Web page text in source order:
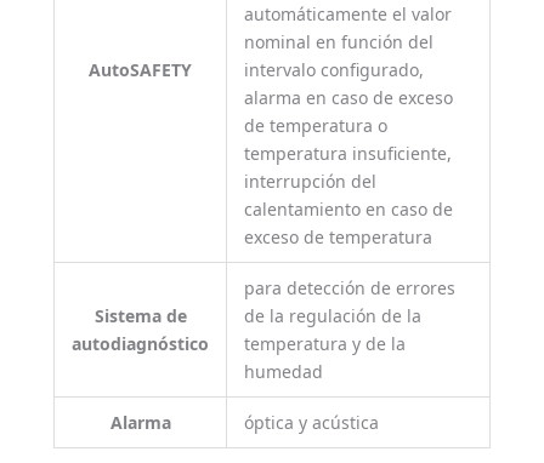
AutoSAFETY
automáticamente el valor
nominal en función del
intervalo configurado,
alarma en caso de exceso
de temperatura o
temperatura insuficiente,
interrupción del
calentamiento en caso de
exceso de temperatura
Sistema de
autodiagnóstico
para detección de errores
de la regulación de la
temperatura y de la
humedad
Alarma óptica y acústica